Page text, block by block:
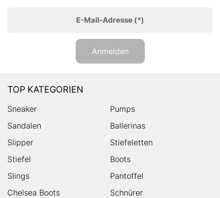
E-Mail-Adresse (*)
Anmelden
TOP KATEGORIEN
Sneaker
Pumps
Sandalen
Ballerinas
Slipper
Stiefeletten
Stiefel
Boots
Slings
Pantoffel
Chelsea Boots
Schnürer